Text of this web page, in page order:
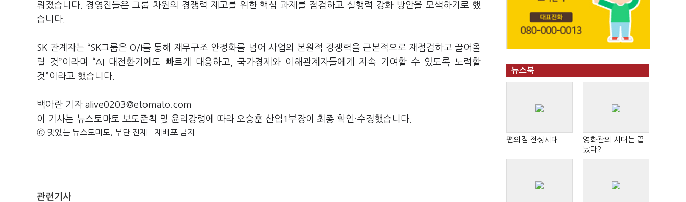
뤄졌습니다. 경영진들은 그룹 차원의 경쟁력 제고를 위한 핵심 과제를 점검하고 실행력 강화 방안을 모색하기로 했
습니다.
SK 관계자는 “SK그룹은 O/I를 통해 재무구조 안정화를 넘어 사업의 본원적 경쟁력을 근본적으로 재점검하고 끌어올
릴 것”이라며 “AI 대전환기에도 빠르게 대응하고, 국가경제와 이해관계자들에게 지속 기여할 수 있도록 노력할
것”이라고 했습니다.
백아란 기자 alive0203@etomato.com
이 기사는 뉴스토마토 보도준칙 및 윤리강령에 따라 오승훈 산업1부장이 최종 확인·수정했습니다.
ⓒ 맛있는 뉴스토마토, 무단 전재 - 재배포 금지
관련기사
뉴스북
편의점 전성시대
영화관의 시대는 끝
났다?